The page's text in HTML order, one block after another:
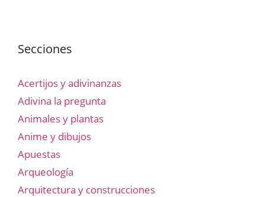
Secciones
Acertijos y adivinanzas
Adivina la pregunta
Animales y plantas
Anime y dibujos
Apuestas
Arqueología
Arquitectura y construcciones